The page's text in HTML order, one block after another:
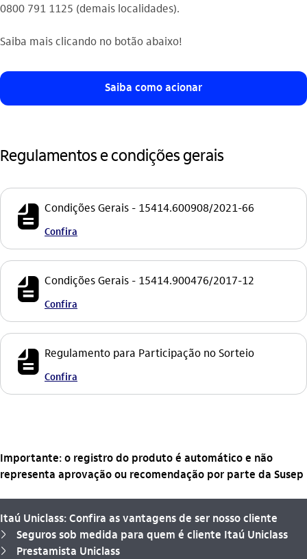
0800 791 1125 (demais localidades).
Saiba mais clicando no botão abaixo!
Saiba como acionar
Regulamentos e condições gerais
icon-itaufonts_fatura icon Condições Gerais - 15414.600908/2021-66​
Confira
icon-itaufonts_fatura icon Condições Gerais - 15414.900476/2017-12​​
Confira
icon-itaufonts_fatura icon Regulamento para Participação no Sorteio
Confira
Importante: o registro do produto é automático e não
representa aprovação ou recomendação por parte da Susep
Itaú Uniclass: Confira as vantagens de ser nosso cliente
seta_direita Seguros sob medida para quem é cliente Itaú Uniclass
seta_direita Prestamista Uniclass